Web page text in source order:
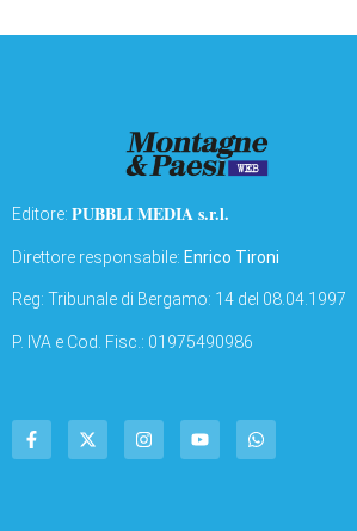
Editore: PUBBLI MEDIA s.r.l.
Direttore responsabile: Enrico Tironi
Reg: Tribunale di Bergamo: 14 del 08.04.1997
P. IVA e Cod. Fisc.: 01975490986